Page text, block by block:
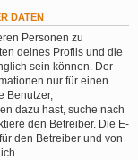
DATEN
Personen zu
deines Profils und die
sein können. Der
nur für einen
Benutzer,
dazu hast, suche nach
den Betreiber. Die E-
den Betreiber und von